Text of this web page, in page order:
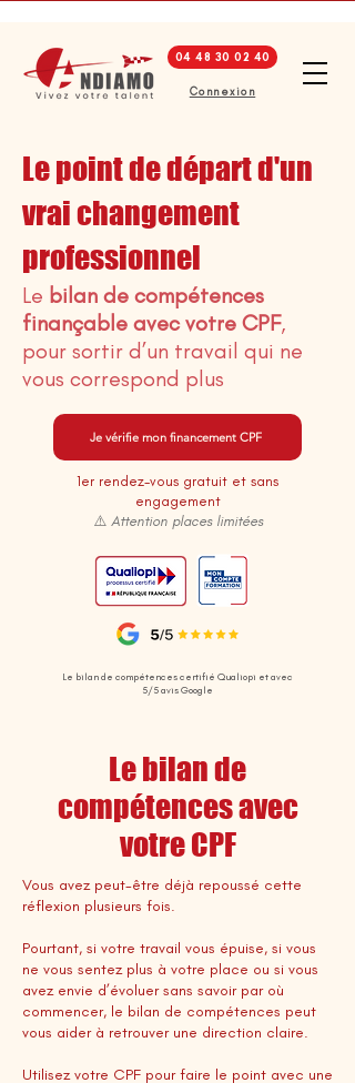
04 48 30 02 40
Connexion
Le point de départ d'un
vrai changement
professionnel
Le bilan de compétences
finançable avec votre CPF,
pour sortir d’un travail qui ne
vous correspond plus
Je vérifie mon financement CPF
1er rendez-vous gratuit et sans
engagement
⚠️ Attention places limitées
Le bilan de compétences certifié Qualiopi et avec
5/5 avis Google
Le bilan de
compétences avec
votre CPF
Vous avez peut-être déjà repoussé cette
réflexion plusieurs fois.
Pourtant, si votre travail vous épuise, si vous
ne vous sentez plus à votre place ou si vous
avez envie d’évoluer sans savoir par où
commencer, le bilan de compétences peut
vous aider à retrouver une direction claire.
Utilisez votre CPF pour faire le point avec une